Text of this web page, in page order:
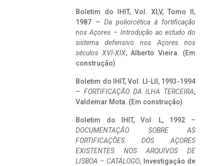
Boletim do IHIT, Vol. XLV, Tomo II,
1987 – Da poliorcética à fortificação
nos Açores – Introdução ao estudo do
sistema defensivo nos Açores nos
séculos XVI-XIX, Alberto Vieira. (Em
construção)
Boletim do IHIT, Vol. LI-LII, 1993-1994
– FORTIFICAÇÃO DA ILHA TERCEIRA,
Valdemar Mota. (Em construção)
Boletim do IHIT, Vol. L, 1992 –
DOCUMENTAÇÃO SOBRE AS
FORTIFICAÇÕES DOS AÇORES
EXISTENTES NOS ARQUIVOS DE
LISBOA – CATÁLOGO, Investigação de